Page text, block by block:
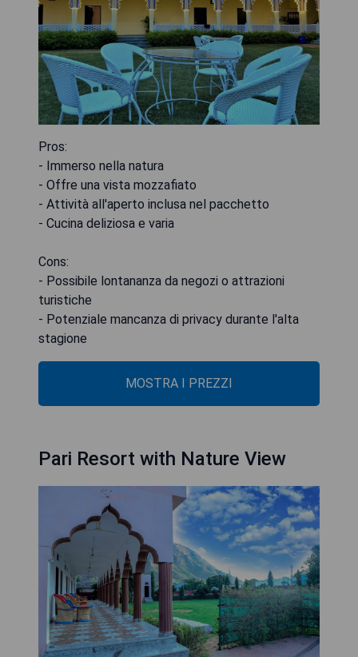
Pros:
- Immerso nella natura
- Offre una vista mozzafiato
- Attività all'aperto inclusa nel pacchetto
- Cucina deliziosa e varia
Cons:
- Possibile lontananza da negozi o attrazioni
turistiche
- Potenziale mancanza di privacy durante l'alta
stagione
MOSTRA I PREZZI
Pari Resort with Nature View